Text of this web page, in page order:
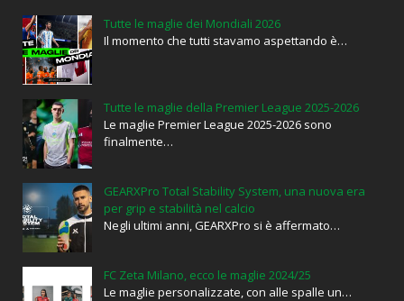
Tutte le maglie dei Mondiali 2026
Il momento che tutti stavamo aspettando è…
Tutte le maglie della Premier League 2025-2026
Le maglie Premier League 2025-2026 sono
finalmente…
GEARXPro Total Stability System, una nuova era
per grip e stabilità nel calcio
Negli ultimi anni, GEARXPro si è affermato…
FC Zeta Milano, ecco le maglie 2024/25
Le maglie personalizzate, con alle spalle un…